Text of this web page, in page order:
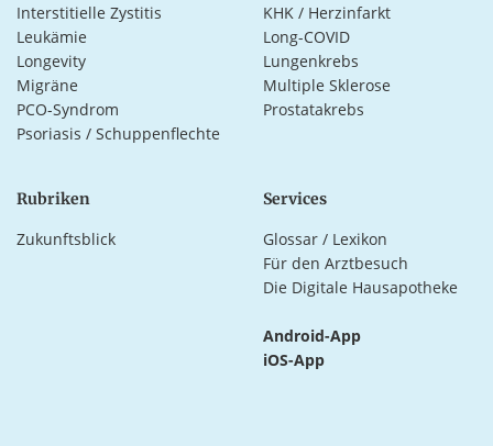
Interstitielle Zystitis
KHK / Herzinfarkt
Leukämie
Long-COVID
Longevity
Lungenkrebs
Migräne
Multiple Sklerose
PCO-Syndrom
Prostatakrebs
Psoriasis / Schuppenflechte
Rubriken
Zukunftsblick
Services
Glossar / Lexikon
Für den Arztbesuch
Die Digitale Hausapotheke
Android-App
iOS-App